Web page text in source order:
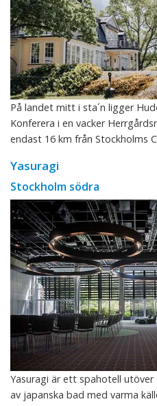
På landet mitt i sta´n ligger
Konferera i en vacker
endast 16 km från Stockholms
Yasuragi
Stockholm södra
Yasuragi är ett spahotell
av japanska bad med varma